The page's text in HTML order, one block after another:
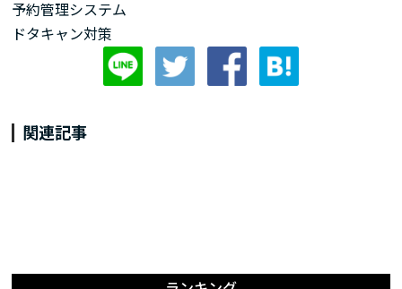
予約管理システム
ドタキャン対策
関連記事